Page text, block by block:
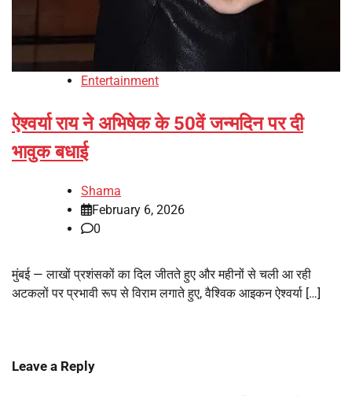
Entertainment
ऐश्वर्या राय ने अभिषेक के 50वें जन्मदिन पर दी
भावुक बधाई
Shama
February 6, 2026
0
मुंबई — लाखों प्रशंसकों का दिल जीतते हुए और महीनों से चली आ रही
अटकलों पर प्रभावी रूप से विराम लगाते हुए, वैश्विक आइकन ऐश्वर्या […]
Leave a Reply